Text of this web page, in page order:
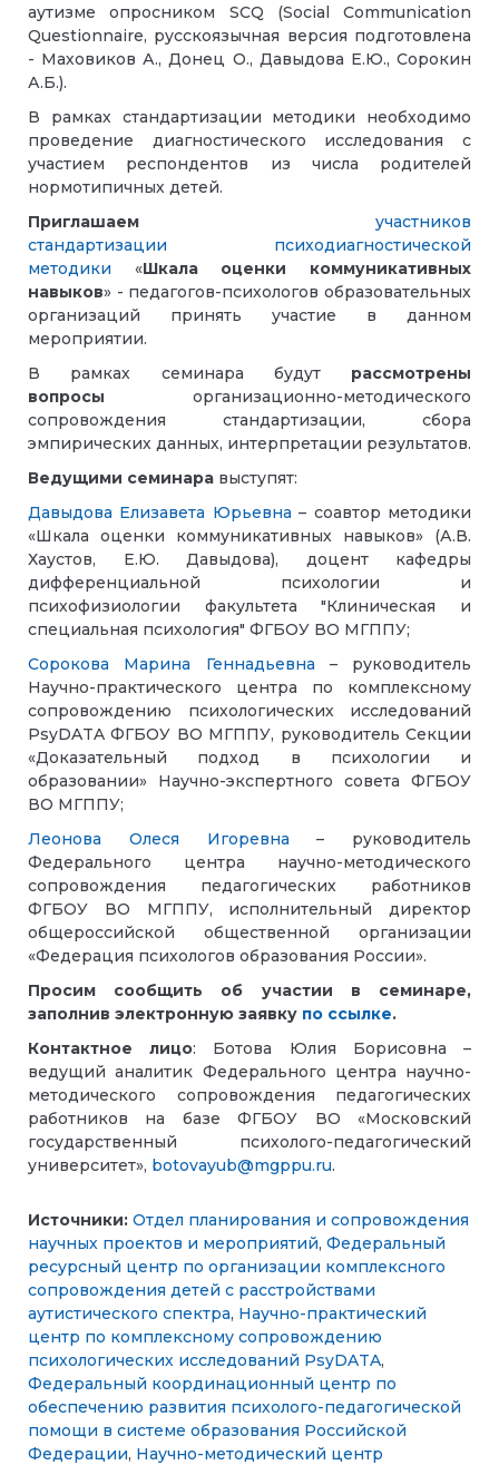
аутизме опросником SCQ (Social Communication
Questionnaire, русскоязычная версия подготовлена
- Маховиков А., Донец О., Давыдова Е.Ю., Сорокин
А.Б.).
В рамках стандартизации методики необходимо
проведение диагностического исследования с
участием респондентов из числа родителей
нормотипичных детей.
Приглашаем участников
стандартизации психодиагностической
методики «Шкала оценки коммуникативных
навыков» - педагогов-психологов образовательных
организаций принять участие в данном
мероприятии.
В рамках семинара будут рассмотрены
вопросы организационно-методического
сопровождения стандартизации, сбора
эмпирических данных, интерпретации результатов.
Ведущими семинара выступят:
Давыдова Елизавета Юрьевна – соавтор методики
«Шкала оценки коммуникативных навыков» (А.В.
Хаустов, Е.Ю. Давыдова), доцент кафедры
дифференциальной психологии и
психофизиологии факультета "Клиническая и
специальная психология" ФГБОУ ВО МГППУ;
Сорокова Марина Геннадьевна – руководитель
Научно-практического центра по комплексному
сопровождению психологических исследований
PsyDATA ФГБОУ ВО МГППУ, руководитель Секции
«Доказательный подход в психологии и
образовании» Научно-экспертного совета ФГБОУ
ВО МГППУ;
Леонова Олеся Игоревна – руководитель
Федерального центра научно-методического
сопровождения педагогических работников
ФГБОУ ВО МГППУ, исполнительный директор
общероссийской общественной организации
«Федерация психологов образования России».
Просим сообщить об участии в семинаре,
заполнив электронную заявку по ссылке.
Контактное лицо: Ботова Юлия Борисовна –
ведущий аналитик Федерального центра научно-
методического сопровождения педагогических
работников на базе ФГБОУ ВО «Московский
государственный психолого-педагогический
университет», botovayub@mgppu.ru.
Источники: Отдел планирования и сопровождения
научных проектов и мероприятий, Федеральный
ресурсный центр по организации комплексного
сопровождения детей с расстройствами
аутистического спектра, Научно-практический
центр по комплексному сопровождению
психологических исследований PsyDATA,
Федеральный координационный центр по
обеспечению развития психолого-педагогической
помощи в системе образования Российской
Федерации, Научно-методический центр